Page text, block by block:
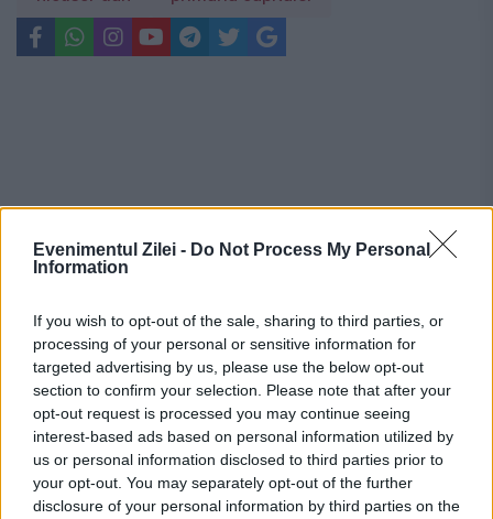
Evenimentul Zilei - Do Not Process My Personal
Information
If you wish to opt-out of the sale, sharing to third parties, or
processing of your personal or sensitive information for
targeted advertising by us, please use the below opt-out
section to confirm your selection. Please note that after your
opt-out request is processed you may continue seeing
interest-based ads based on personal information utilized by
us or personal information disclosed to third parties prior to
your opt-out. You may separately opt-out of the further
disclosure of your personal information by third parties on the
Recomandările noastre